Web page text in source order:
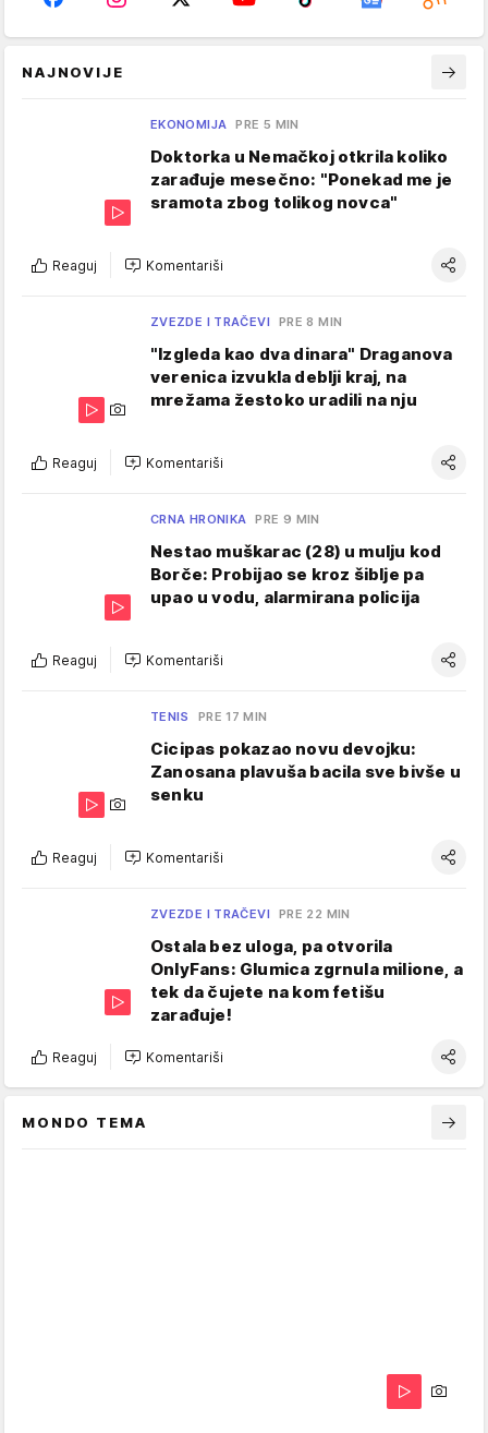
NAJNOVIJE
EKONOMIJA PRE 5 MIN
Doktorka u Nemačkoj otkrila koliko
zarađuje mesečno: "Ponekad me je
sramota zbog tolikog novca"
Reaguj Komentariši
ZVEZDE I TRAČEVI PRE 8 MIN
"Izgleda kao dva dinara" Draganova
verenica izvukla deblji kraj, na
mrežama žestoko uradili na nju
Reaguj Komentariši
CRNA HRONIKA PRE 9 MIN
Nestao muškarac (28) u mulju kod
Borče: Probijao se kroz šiblje pa
upao u vodu, alarmirana policija
Reaguj Komentariši
TENIS PRE 17 MIN
Cicipas pokazao novu devojku:
Zanosana plavuša bacila sve bivše u
senku
Reaguj Komentariši
ZVEZDE I TRAČEVI PRE 22 MIN
Ostala bez uloga, pa otvorila
OnlyFans: Glumica zgrnula milione, a
tek da čujete na kom fetišu
zarađuje!
Reaguj Komentariši
MONDO TEMA